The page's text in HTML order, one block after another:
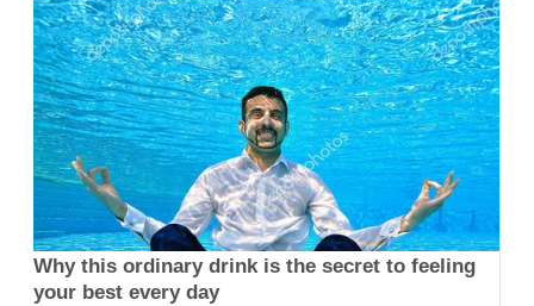
Why this ordinary drink is the secret to feeling
your best every day